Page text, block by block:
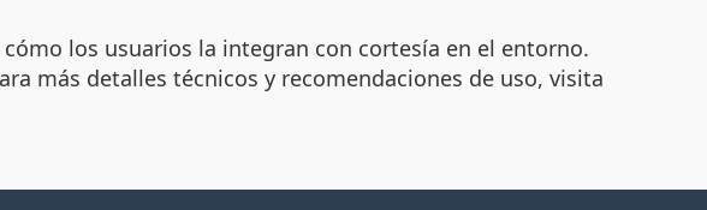
los usuarios la integran con cortesía en el entorno.
más detalles técnicos y recomendaciones de uso, visita